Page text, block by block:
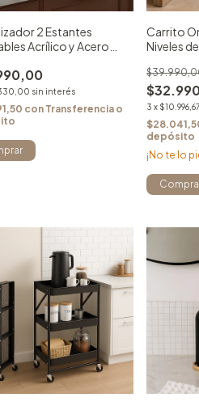
2 Estantes
Acrílico y Acero
sin interés
con Transferencia o
Carrito
Niveles
3 x $10.996,67
depósito
¡No te lo